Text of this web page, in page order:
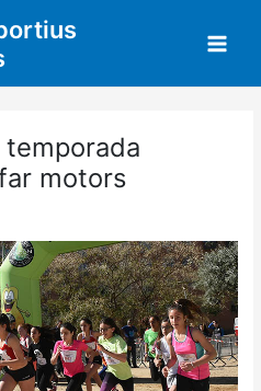
temporada
motors